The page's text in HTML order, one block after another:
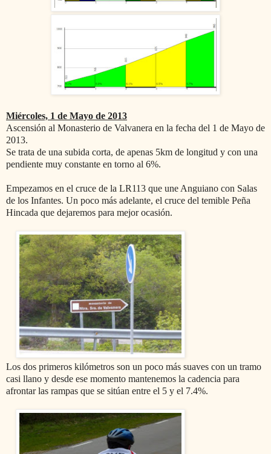
Miércoles, 1 de Mayo de 2013
Ascensión al Monasterio de Valvanera en la fecha del 1 de Mayo de
2013.
Se trata de una subida corta, de apenas 5km de longitud y con una
pendiente muy constante en torno al 6%.
Empezamos en el cruce de la LR113 que une Anguiano con Salas
de los Infantes. Un poco más adelante, el cruce del temible Peña
Hincada que dejaremos para mejor ocasión.
Los dos primeros kilómetros son un poco más suaves con un tramo
casi llano y desde ese momento mantenemos la cadencia para
afrontar las rampas que se sitúan entre el 5 y el 7.4%.